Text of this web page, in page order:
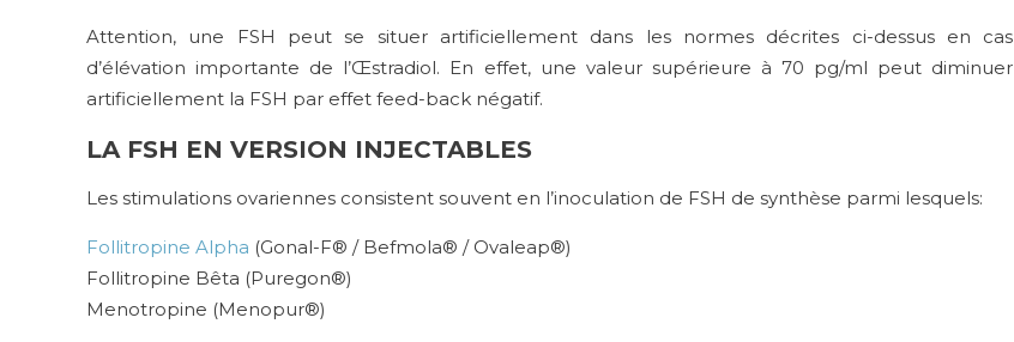
Attention, une FSH peut se situer artificiellement dans les normes décrites ci-dessus en cas
d’élévation importante de l’Œstradiol. En effet, une valeur supérieure à 70 pg/ml peut diminuer
artificiellement la FSH par effet feed-back négatif.
LA FSH EN VERSION INJECTABLES
Les stimulations ovariennes consistent souvent en l’inoculation de FSH de synthèse parmi lesquels:
Follitropine Alpha (Gonal-F® / Befmola® / Ovaleap®)
Follitropine Bêta (Puregon®)
Menotropine (Menopur®)